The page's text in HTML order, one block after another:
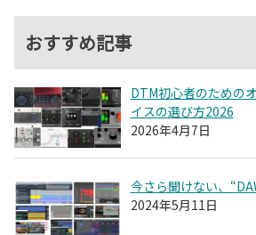
おすすめ記事
DTM初心者のための
イスの選び方2026
2026年4月7日
今さら聞けない、
2024年5月11日